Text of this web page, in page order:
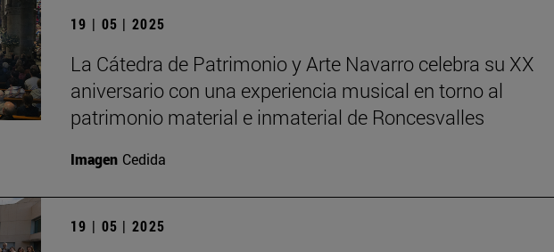
19 | 05 | 2025
La Cátedra de Patrimonio y Arte Navarro celebra su XX
aniversario con una experiencia musical en torno al
patrimonio material e inmaterial de Roncesvalles
Imagen Cedida
19 | 05 | 2025